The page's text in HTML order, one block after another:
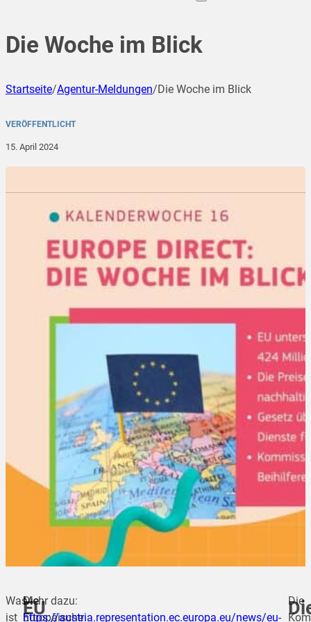
Die Woche im Blick
Startseite/Agentur-Meldungen/Die Woche im Blick
VERÖFFENTLICHT
15. April 2024
Was
ist EU
Die
Europäische
Mehr dazu:
https://austria.representation.ec.europa.eu/news/eu-
Die